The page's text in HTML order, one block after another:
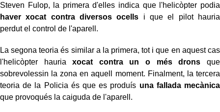
Steven Fulop, la primera d'elles indica que l'helicòpter podia
haver xocat contra diversos ocells i que el pilot hauria
perdut el control de l'aparell.
La segona teoria és similar a la primera, tot i que en aquest cas
l'helicòpter hauriaxocat contra un o més drons que
sobrevolessin la zona en aquell moment. Finalment, la tercera
teoria de la Policia és que es produís una fallada mecànica
que provoqués la caiguda de l'aparell.